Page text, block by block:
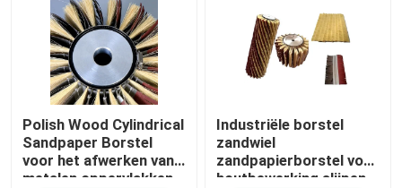
Polish Wood Cylindrical
Sandpaper Borstel
voor het afwerken van
metalen oppervlakken
Industriële borstel
zandwiel
zandpapierborstel voor
houtbewerking slijpen